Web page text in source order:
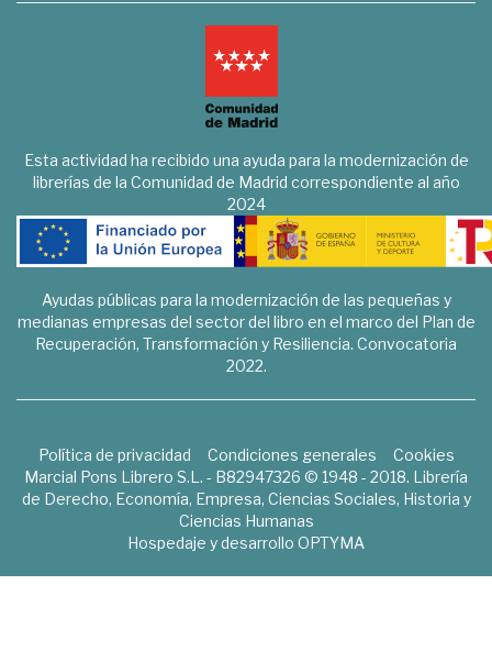
Esta actividad ha recibido una ayuda para la modernización de
librerías de la Comunidad de Madrid correspondiente al año
2024
Ayudas públicas para la modernización de las pequeñas y
medianas empresas del sector del libro en el marco del Plan de
Recuperación, Transformación y Resiliencia. Convocatoria
2022.
Política de privacidad Condiciones generales
Cookies
Marcial Pons Librero S.L. - B82947326 © 1948 - 2018. Librería
de Derecho, Economía, Empresa, Ciencias Sociales, Historia y
Ciencias Humanas
Hospedaje y desarrollo OPTYMA